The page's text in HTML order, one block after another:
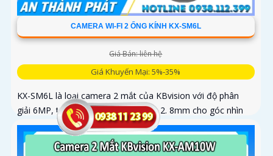
CAMERA WI-FI 2 ỐNG KÍNH KX-SM6L
Giá Bán: liên hệ
Giá Khuyến Mại: 5%-35%
KX-SM6L là loại camera 2 mắt của KBvision với độ phân
giải 6MP, trong đó ống kính cố định 2. 8mm cho góc nhìn
95° và ống kính quay quét 6mm điều khiển từ xa góc ngang
352°